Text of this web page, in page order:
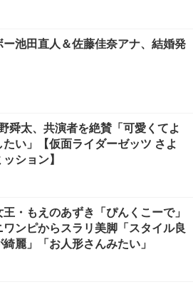
ー池田直人＆佐藤佳奈アナ、結婚発
舜太、共演者を絶賛「可愛くてよ
たい」【仮面ライダーゼッツ さよ
ション】
・もえのあずき「ぴんくこーで」
ワンピからスラリ美脚「スタイル良
綺麗」「お人形さんみたい」